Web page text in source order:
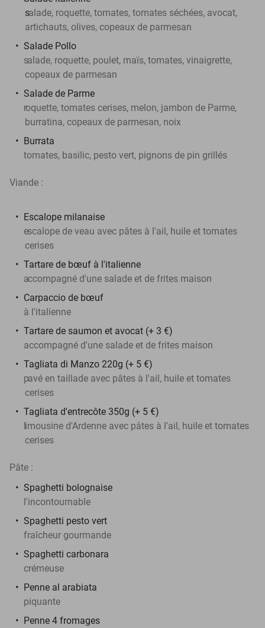
salade, roquette, tomates, tomates séchées, avocat,
artichauts, olives, copeaux de parmesan
Salade Pollo
salade, roquette, poulet, maïs, tomates, vinaigrette,
copeaux de parmesan
Salade de Parme
roquette, tomates cerises, melon, jambon de Parme,
burratina, copeaux de parmesan, noix
Burrata
tomates, basilic, pesto vert, pignons de pin grillés
Viande :
Escalope milanaise
escalope de veau avec pâtes à l'ail, huile et tomates
cerises
Tartare de bœuf à l'italienne
accompagné d'une salade et de frites maison
Carpaccio de bœuf
à l'italienne
Tartare de saumon et avocat (+ 3 €)
accompagné d'une salade et de frites maison
Tagliata di Manzo 220g (+ 5 €)
pavé en taillade avec pâtes à l'ail, huile et tomates
cerises
Tagliata d'entrecôte 350g (+ 5 €)
limousine d'Ardenne avec pâtes à l'ail, huile et tomates
cerises
Pâte :
Spaghetti bolognaise
l'incontournable
Spaghetti pesto vert
fraîcheur gourmande
Spaghetti carbonara
crémeuse
Penne al arabiata
piquante
Penne 4 fromages